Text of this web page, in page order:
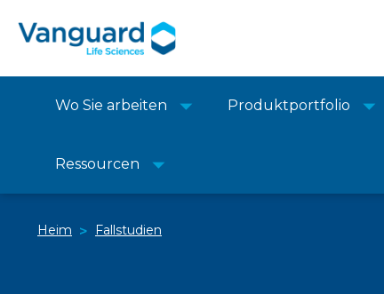
Wo Sie arbeiten Produktportfolio
Ressourcen
Heim > Fallstudien